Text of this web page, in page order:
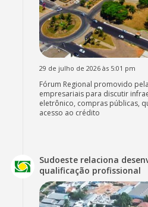
29 de julho de 2026 às 5:01 pm
Fórum Regional promovido
empresariais para discutir
eletrônico, compras públicas,
acesso ao crédito
Sudoeste relaciona
qualificação profissional